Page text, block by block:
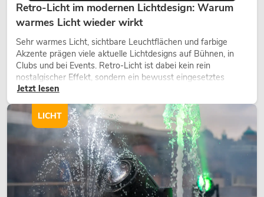
Retro-Licht im modernen Lichtdesign: Warum
warmes Licht wieder wirkt
Sehr warmes Licht, sichtbare Leuchtflächen und farbige
Akzente prägen viele aktuelle Lichtdesigns auf Bühnen, in
Clubs und bei Events. Retro-Licht ist dabei kein rein
nostalgischer Effekt, sondern ein bewusst eingesetztes
Gestaltungsmittel: Es schafft Atmosphäre, gibt Szenen
Charakter und kann technische LED-Setups emotionaler
wirken lassen.
Jetzt lesen
LICHT